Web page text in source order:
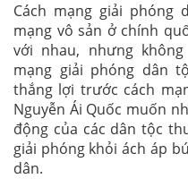
Cách mạng giải phóng
mạng vô sản ở chính
với nhau, nhưng
mạng giải phóng dân
thắng lợi trước cách
Nguyễn Ái Quốc muốn
động của các dân tộc
giải phóng khỏi ách áp
dân.